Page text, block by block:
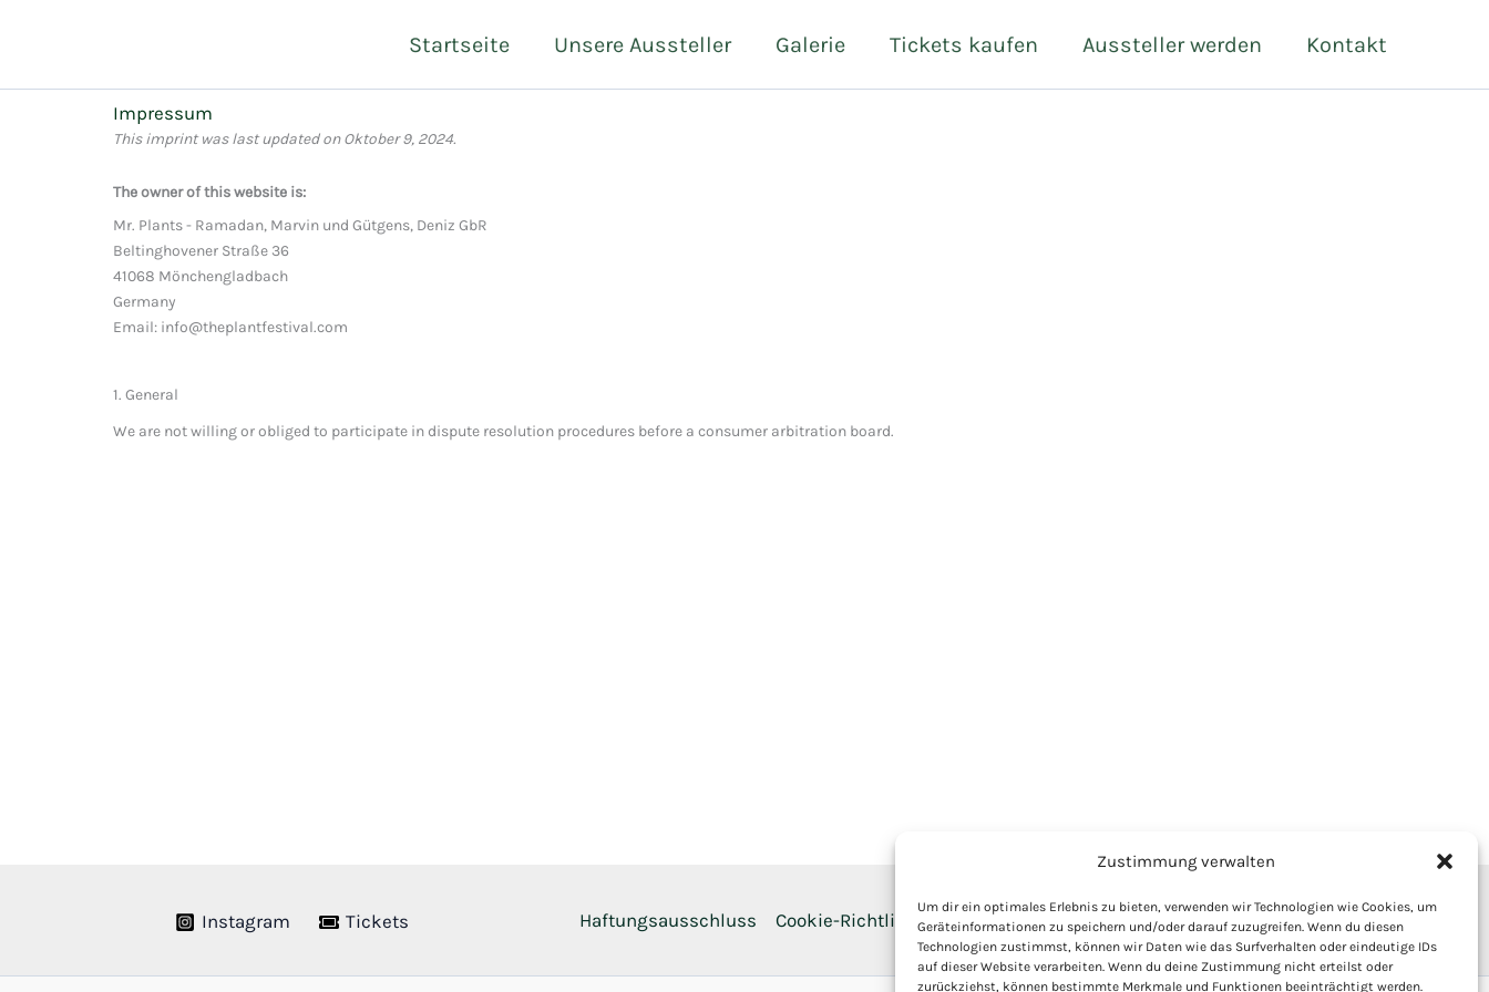
Zustimmung verwalten
Um dir ein optimales Erlebnis zu bieten, verwenden wir Technologien wie Cookies, um
Geräteinformationen zu speichern und/oder darauf zuzugreifen. Wenn du diesen
Technologien zustimmst, können wir Daten wie das Surfverhalten oder eindeutige IDs
auf dieser Website verarbeiten. Wenn du deine Zustimmung nicht erteilst oder
zurückziehst, können bestimmte Merkmale und Funktionen beeinträchtigt werden.
Startseite Unsere Aussteller Galerie Tickets kaufen Aussteller werden Kontakt
Impressum
This imprint was last updated on Oktober 9, 2024.
The owner of this website is:
Mr. Plants - Ramadan, Marvin und Gütgens, Deniz GbR
Beltinghovener Straße 36
41068 Mönchengladbach
Germany
Email: info@theplantfestival.com
1. General
We are not willing or obliged to participate in dispute resolution procedures before a consumer arbitration board.
Instagram Tickets Haftungsausschluss Cookie-Richtlinie Datenschutzerklärung Marktordnung Impressum